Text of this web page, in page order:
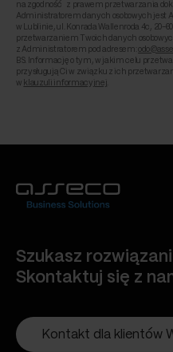
na zgodność z prawem przetwarzania
Administratorem danych osobowych jest
w Lublinie, ul. Konrada Wallenroda 4c, 20-
przetwarzaniem Twoich danych
z Administratorem pod adresem:
BS. Informację o tym, w jakim celu
przysługują Ci w związku z ich
w klauzuli informacyjnej
Szukasz
Skontaktuj się z
Kontakt dla klientów